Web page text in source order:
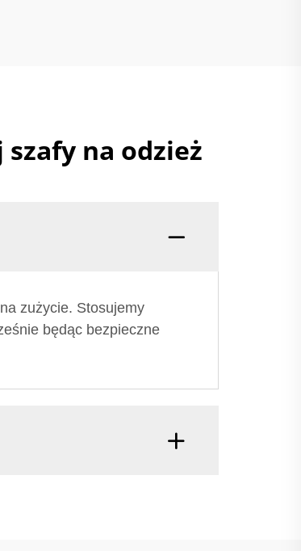
na odzież
zużycie. Stosujemy
będąc bezpieczne